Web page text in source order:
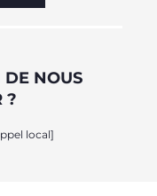
DE NOUS
?
local]